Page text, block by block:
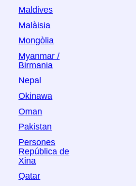
Maldives
Malàisia
Mongòlia
Myanmar /
Birmania
Nepal
Okinawa
Oman
Pakistan
Persones
República de
Xina
Qatar